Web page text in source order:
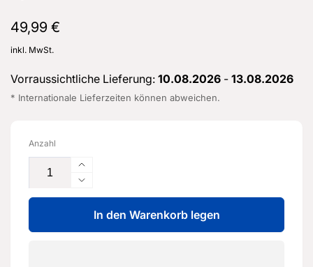
Normaler
Preis
49,99 €
inkl. MwSt.
Vorraussichtliche Lieferung: 10.08.2026 - 13.08.2026
* Internationale Lieferzeiten können abweichen.
Anzahl
Erhöhe
die
Menge
für
Verstärkung
Verringere
die
Menge
für
In den Warenkorb legen